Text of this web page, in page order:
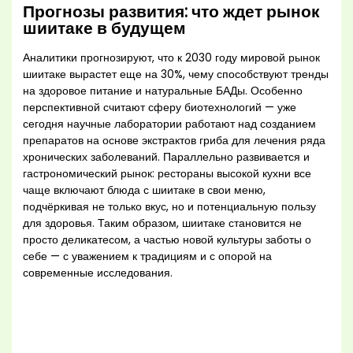
Прогнозы развития: что ждет рынок
шиитаке в будущем
Аналитики прогнозируют, что к 2030 году мировой рынок
шиитаке вырастет еще на 30%, чему способствуют тренды
на здоровое питание и натуральные БАДы. Особенно
перспективной считают сферу биотехнологий — уже
сегодня научные лаборатории работают над созданием
препаратов на основе экстрактов гриба для лечения ряда
хронических заболеваний. Параллельно развивается и
гастрономический рынок: рестораны высокой кухни все
чаще включают блюда с шиитаке в свои меню,
подчёркивая не только вкус, но и потенциальную пользу
для здоровья. Таким образом, шиитаке становится не
просто деликатесом, а частью новой культуры заботы о
себе — с уважением к традициям и с опорой на
современные исследования.